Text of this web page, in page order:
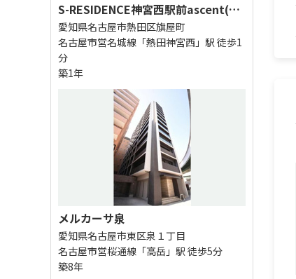
S-RESIDENCE神宮西駅前ascent(アセント)
愛知県名古屋市熱田区旗屋町
名古屋市営名城線「熱田神宮西」駅 徒歩1
分
築1年
メルカーサ泉
愛知県名古屋市東区泉１丁目
名古屋市営桜通線「高岳」駅 徒歩5分
築8年